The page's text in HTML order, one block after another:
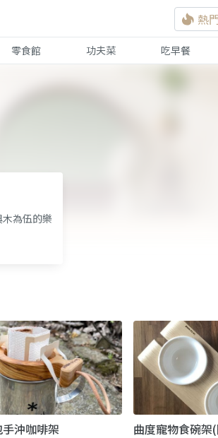
熱
零食館 功夫菜 吃早餐
為伍的樂
沖咖啡架 曲度寵物食碗架